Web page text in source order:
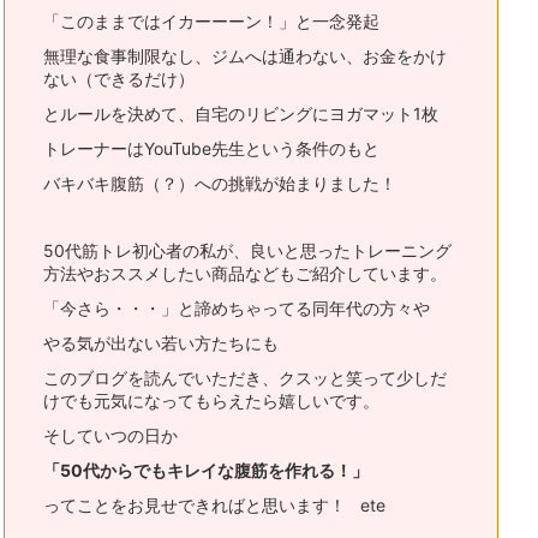
「このままではイカーーーン！」と一念発起
無理な食事制限なし、ジムへは通わない、お金をかけ
ない（できるだけ）
とルールを決めて、自宅のリビングにヨガマット1枚
トレーナーはYouTube先生という条件のもと
バキバキ腹筋（？）への挑戦が始まりました！
50代筋トレ初心者の私が、良いと思ったトレーニング
方法やおススメ したい商品などもご紹介しています。
「今さら・・・」と諦めちゃってる同年代の方々や
やる気が出ない若い方たちにも
このブログを読んでいただき、 クスッと笑って少しだ
けでも元気になってもらえたら嬉しいです。
そしていつの日か
「50代からでもキレイな腹筋を作れる！」
ってことをお見せできればと思います！ ete